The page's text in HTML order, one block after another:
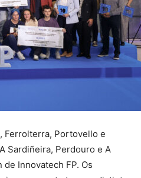
Ferrolterra, Portovello e
Sardiñeira, Perdouro e A
Innovatech FP. Os